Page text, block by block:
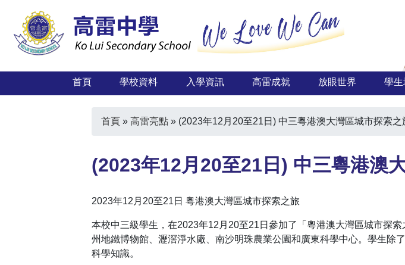
首頁 學校資料 入學資訊 高雷成就 放眼世界 學
首頁 »高雷亮點 » (2023年12月20至21日) 中三粵港澳大灣區城市探索之
(2023年12月20至21日) 中三粵港澳
2023年12月20至21日 粵港澳大灣區城市探索之旅
本校中三級學生，在2023年12月20至21日參加了「粵港澳大灣區城市探
州地鐵博物館、瀝滘淨水廠、南沙明珠農業公園和廣東科學中心。學生除
科學知識。